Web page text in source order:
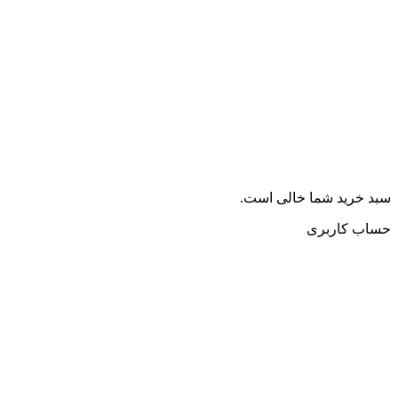
سبد خرید شما خالی است.
حساب کاربری